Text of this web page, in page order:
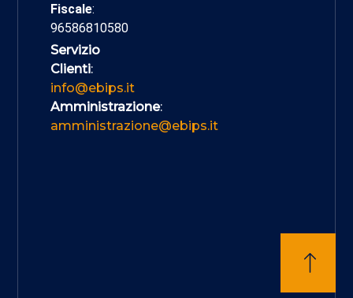
Fiscale:
96586810580
Servizio
Clienti:
info@ebips.it
Amministrazione:
amministrazione@ebips.it